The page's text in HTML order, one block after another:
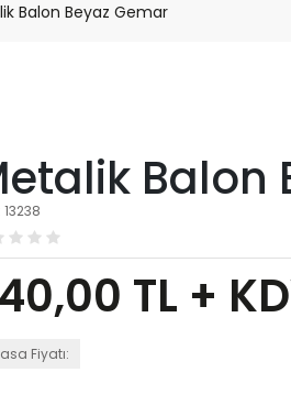
Balon Beyaz Gemar
Balon
TL +
Fiyatı: